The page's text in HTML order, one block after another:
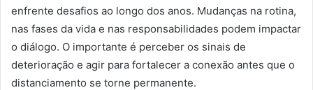
enfrente desafios ao longo dos anos. Mudanças na rotina,
nas fases da vida e nas responsabilidades podem impactar
o diálogo. O importante é perceber os sinais de
deterioração e agir para fortalecer a conexão antes que o
distanciamento se torne permanente.